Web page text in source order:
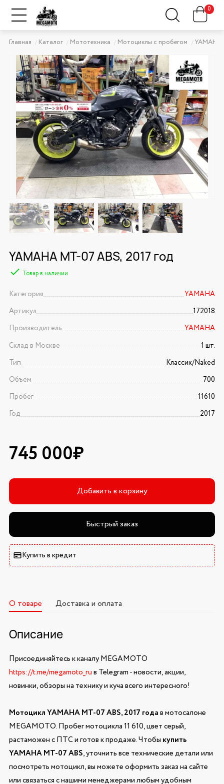
0
Главная Каталог Мототехника Мотоциклы с пробегом YAMAHA
YAMAHA MT-07 ABS, 2017 год
Товар в наличии
Категория
YAMAHA
Артикул
172018
Производитель
YAMAHA
Склад в Москве
1 шт.
Тип
Классик/Naked
Объем
700
Пробег
11610
Год
2017
745 000₽
Добавить в корзину
Быстрый заказ
Купить в кредит
О товаре Доставка и оплата
Описание
Присоединяйтесь к каналу MEGAMOTO
https://t.me/megamoto_ruв Telegram - новости, акции,
новинки, обзоры на технику и куча всего интересного!
Мотоцикл YAMAHA MT-07 ABS, 2017 годав мотосалоне
MEGAMOTO. Пробег мотоцикла 11 610, цвет серый,
растаможен с ПТС и готов к продаже. Чтобы купить
YAMAHA MT-07 ABS, уточнить все технические детали или
посмотреть мотоцикл, вы можете оформить заказ на сайте
или связаться с нашими менеджерами любым удобным